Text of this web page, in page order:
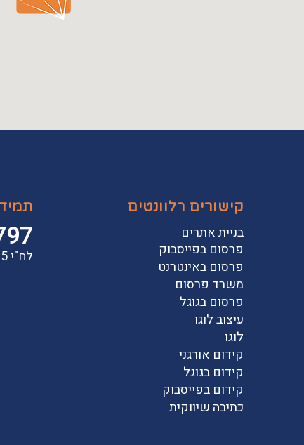
קישורים רלוונטים
בניית אתרים
פרסום בפייסבוק
פרסום באינטרנט
משרד פרסום
פרסום בגוגל
עיצוב לוגו
לוגו
קידום אורגני
קידום בגוגל
קידום בפייסבוק
כתיבה שיווקית
לח"י 25, בני ברק